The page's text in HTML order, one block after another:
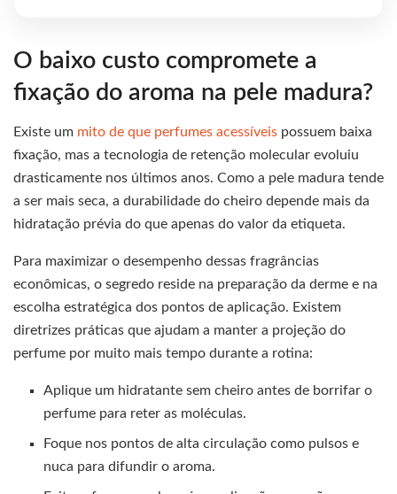
O baixo custo compromete a
fixação do aroma na pele madura?
Existe um mito de que perfumes acessíveis possuem baixa
fixação, mas a tecnologia de retenção molecular evoluiu
drasticamente nos últimos anos. Como a pele madura tende
a ser mais seca, a durabilidade do cheiro depende mais da
hidratação prévia do que apenas do valor da etiqueta.
Para maximizar o desempenho dessas fragrâncias
econômicas, o segredo reside na preparação da derme e na
escolha estratégica dos pontos de aplicação. Existem
diretrizes práticas que ajudam a manter a projeção do
perfume por muito mais tempo durante a rotina:
Aplique um hidratante sem cheiro antes de borrifar o
perfume para reter as moléculas.
Foque nos pontos de alta circulação como pulsos e
nuca para difundir o aroma.